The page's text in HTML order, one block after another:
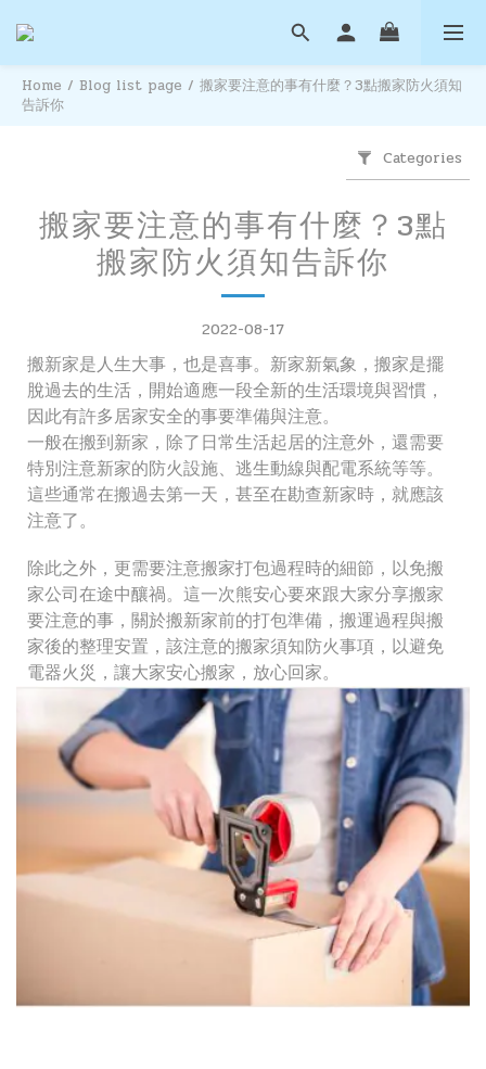
Home / Blog list page / 搬家要注意的事有什麼？3點搬家防火須知
告訴你
Categories
搬家要注意的事有什麼？3點
搬家防火須知告訴你
2022-08-17
搬新家是人生大事，也是喜事。新家新氣象，搬家是擺
脫過去的生活，開始適應一段全新的生活環境與習慣，
因此有許多居家安全的事要準備與注意。
一般在搬到新家，除了日常生活起居的注意外，還需要
特別注意新家的防火設施、逃生動線與配電系統等等。
這些通常在搬過去第一天，甚至在勘查新家時，就應該
注意了。
除此之外，更需要注意搬家打包過程時的細節，以免搬
家公司在途中釀禍。這一次熊安心要來跟大家分享搬家
要注意的事，關於搬新家前的打包準備，搬運過程與搬
家後的整理安置，該注意的搬家須知防火事項，以避免
電器火災，讓大家安心搬家，放心回家。